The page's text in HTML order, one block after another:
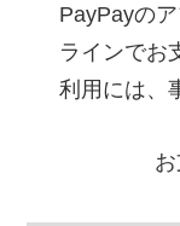
PayPayの
ラインでお
利用には、